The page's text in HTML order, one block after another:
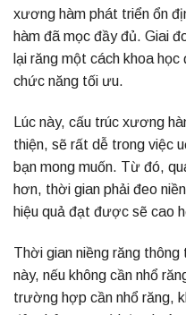
xương hàm phát triển ổn
hàm đã mọc đầy đủ. Giai
lại răng một cách khoa
chức năng tối ưu.
Lúc này, cấu trúc xương
thiện, sẽ rất dễ trong việc
bạn mong muốn. Từ đó,
hơn, thời gian phải đeo
hiệu quả đạt được sẽ cao
Thời gian niềng răng
này, nếu không cần nhổ
trường hợp cần nhổ răng,